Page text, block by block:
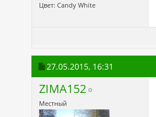
Цвет: Candy White
27.05.2015, 16:31
ZIMA152
Местный